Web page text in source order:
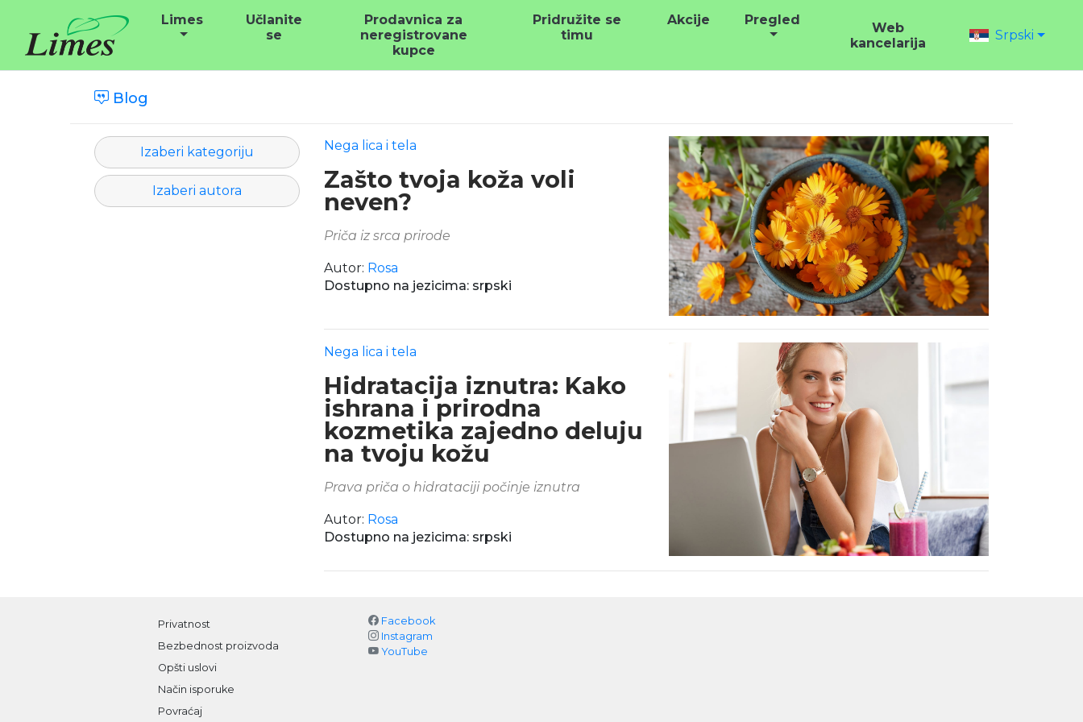
Limes
Učlanite
se
Prodavnica za
neregistrovane
kupce
Pridružite se
timu
Akcije Pregled
Web
kancelarija
Srpski
Blog
Izaberi kategoriju
Izaberi autora
Nega lica i tela
Zašto tvoja koža voli
neven?
Priča iz srca prirode
Autor: Rosa
Dostupno na jezicima: srpski
Nega lica i tela
Hidratacija iznutra: Kako
ishrana i prirodna
kozmetika zajedno deluju
na tvoju kožu
Prava priča o hidrataciji počinje iznutra
Autor: Rosa
Dostupno na jezicima: srpski
Privatnost
Bezbednost proizvoda
Opšti uslovi
Način isporuke
Povraćaj
Facebook
Instagram
YouTube